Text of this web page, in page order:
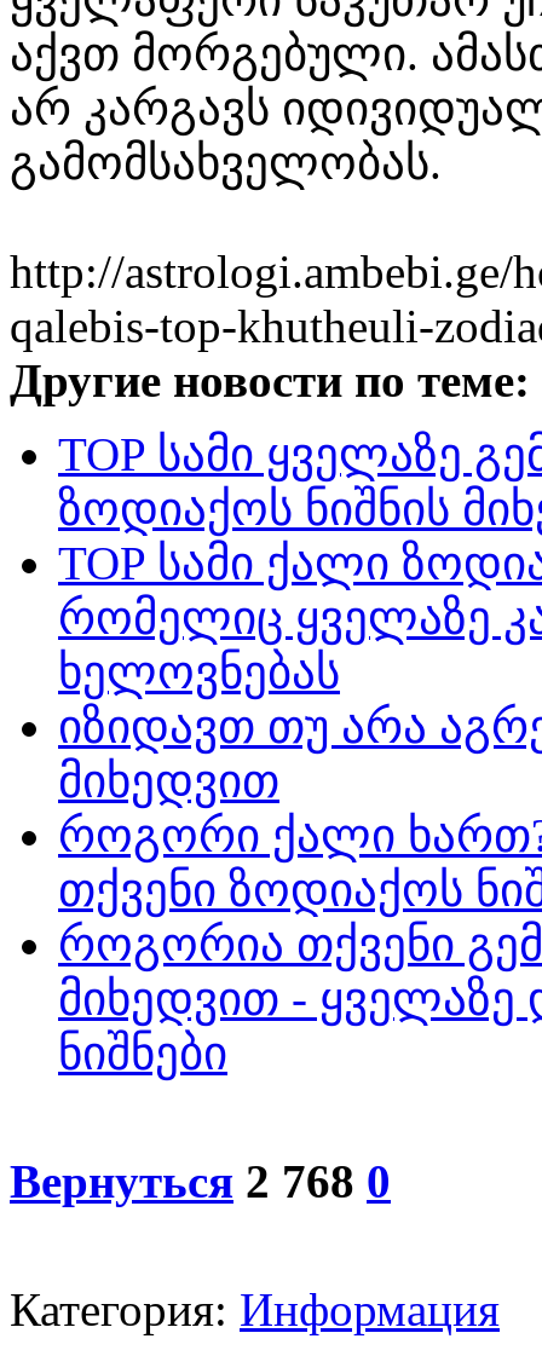
აქვთ მორგებული.
არ კარგავს
გამომსახველობას.
http://astrologi.ambebi.ge/
qalebis-top-khutheuli-
Другие новости по теме:
TOP სამი ყველაზე
ზოდიაქოს ნიშნის
TOP სამი ქალი
რომელიც ყველაზე
ხელოვნებას
იზიდავთ თუ არა
მიხედვით
როგორი ქალი
თქვენი ზოდიაქოს
როგორია თქვენი
მიხედვით -
ნიშნები
Вернуться 2 768 0
Категория: Информация